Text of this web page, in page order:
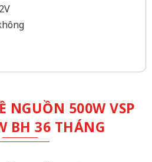
NGUỒN 500W VSP
BH 36 THÁNG